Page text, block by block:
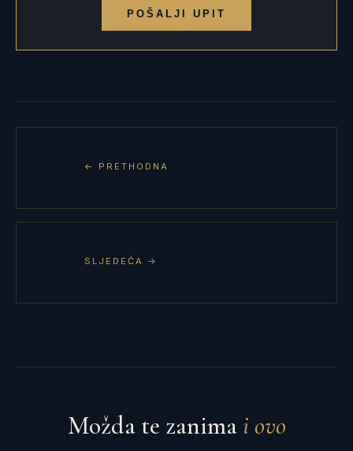
POŠALJI UPIT
← PRETHODNA
SLJEDEĆA →
Možda te zanima i ovo